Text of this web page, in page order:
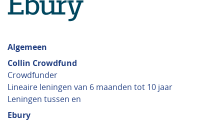
Algemeen
Collin Crowdfund
Crowdfunder
Lineaire leningen van 6 maanden tot 10 jaar
Leningen tussen en
Ebury